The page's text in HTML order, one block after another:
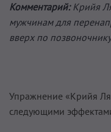
Комментарий:Крийя
мужчинам для
вверх по
Упражнение «Крийя
следующими